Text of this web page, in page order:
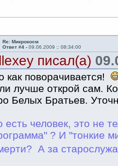
Re: Микрокосм
Ответ #4 -09.06.2009 :: 08:34:00
писал(а)
как поворачивается!
лучше открой сам.
Белых Братьев.
есть человек, это не
? И "тонкие
А за